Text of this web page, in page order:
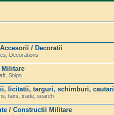
/ Decoratii
Decorations
Militare
Ships
licitatii, targuri, schimburi, cautari
fairs, trade, search
/ Constructii Militare